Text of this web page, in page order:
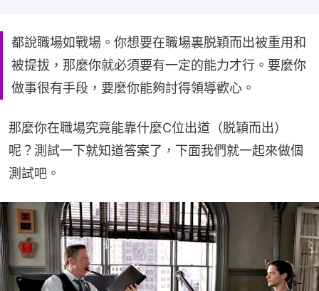
都說職場如戰場。你想要在職場裏脱穎而出被重用和
被提拔，那麼你就必須要有一定的能力才行。要麼你
做事很有手段，要麼你能夠討得領導歡心。
那麼你在職場究竟能靠什麼C位出道（脱穎而出）
呢？測試一下就知道答案了，下面我們就一起來做個
測試吧。